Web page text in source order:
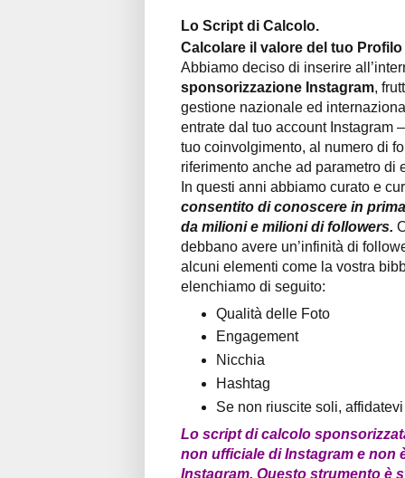
Lo Script di Calcolo.
Calcolare il valore del tuo
Abbiamo deciso di inserire
sponsorizzazione Instagram,
gestione nazionale ed
entrate dal tuo account Instagram
tuo coinvolgimento, al numero di
riferimento anche ad parametro
In questi anni abbiamo curato e
consentito di conoscere in
da milioni e milioni di followers.
debbano avere un’infinità di
alcuni elementi come la vostra
elenchiamo di seguito:
Qualità delle Foto
Engagement
Nicchia
Hashtag
Se non riuscite soli,
Lo script di calcolo
non ufficiale di Instagram e non
Instagram. Questo strumento è